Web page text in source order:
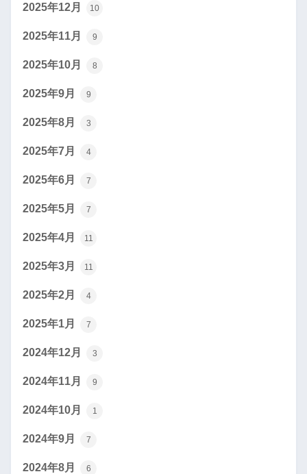
2025年12月 10
2025年11月 9
2025年10月 8
2025年9月 9
2025年8月 3
2025年7月 4
2025年6月 7
2025年5月 7
2025年4月 11
2025年3月 11
2025年2月 4
2025年1月 7
2024年12月 3
2024年11月 9
2024年10月 1
2024年9月 7
2024年8月 6